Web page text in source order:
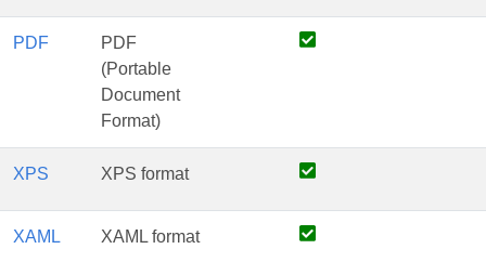
PDF
PDF
(Portable
Document
Format)
XPS XPS format
XAML XAML format